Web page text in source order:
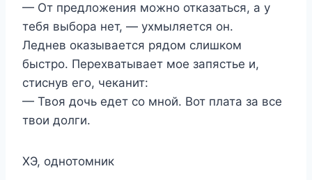
— От предложения можно отказаться, а у
тебя выбора нет, — ухмыляется он.
Леднев оказывается рядом слишком
быстро. Перехватывает мое запястье и,
стиснув его, чеканит:
— Твоя дочь едет со мной. Вот плата за все
твои долги.
ХЭ, однотомник